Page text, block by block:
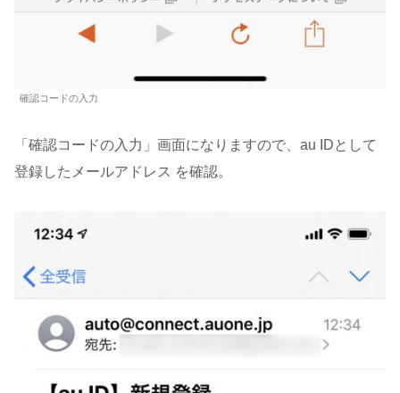
確認コードの入力
「確認コードの入力」画面になりますので、au IDとして
登録したメールアドレス を確認。